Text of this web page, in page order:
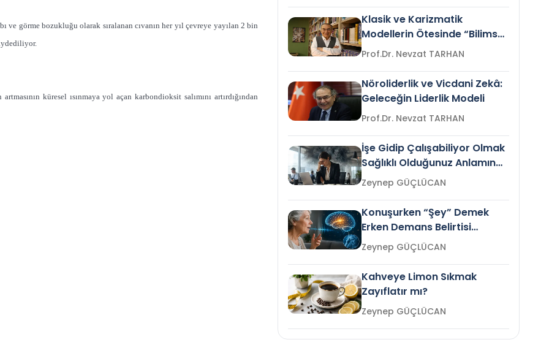
ve görme bozukluğu olarak sıralanan cıvanın her yıl çevreye yayılan 2 bin
küresel ısınmaya yol açan karbondioksit salımını artırdığından
Klasik ve Karizmatik
Modellerin Ötesinde “Bilimsel
Liderlik”
Prof.Dr. Nevzat TARHAN
Nöroliderlik ve Vicdani Zekâ:
Geleceğin Liderlik Modeli
Prof.Dr. Nevzat TARHAN
İşe Gidip Çalışabiliyor Olmak
Sağlıklı Olduğunuz Anlamına
Gelir mi?Zeynep GÜÇLÜCAN
Konuşurken “Şey” Demek
Erken Demans Belirtisi
Olabilir mi?Zeynep GÜÇLÜCAN
Kahveye Limon Sıkmak
Zayıflatır mı?
Zeynep GÜÇLÜCAN